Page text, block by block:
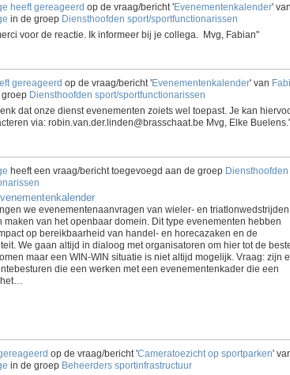
heeft gereageerd op de vraag/bericht 'Evenementenkalender' van
in de groep Diensthoofden sport/sportfunctionarissen
voor de reactie. Ik informeer bij je collega. Mvg, Fabian"
gereageerd op de vraag/bericht 'Evenementenkalender' van
Diensthoofden sport/sportfunctionarissen
dat onze dienst evenementen zoiets wel toepast. Je kan
via: robin.van.der.linden@brasschaat.be Mvg, Elke
heeft een vraag/bericht toegevoegd aan de groep Diensthoofden
we evenementenaanvragen van wieler- en triatlonwedstrijden
maken van het openbaar domein. Dit type evenementen hebben
op bereikbaarheid van handel- en horecazaken en de
We gaan altijd in dialoog met organisatoren om hier tot de
maar een WIN-WIN situatie is niet altijd mogelijk. Vraag: zijn
die een werken met een evenementenkader die een
het…
op de vraag/bericht 'Cameratoezicht op sportparken'
in de groep Beheerders sportinfrastructuur